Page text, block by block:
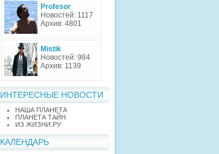
Profesor
Новостей: 1117
Архив: 4801
Mistik
Новостей: 984
Архив: 1139
ИНТЕРЕСНЫЕ НОВОСТИ
НАША ПЛАНЕТА
ПЛАНЕТА ТАЙН
ИЗ ЖИЗНИ.РУ
КАЛЕНДАРЬ